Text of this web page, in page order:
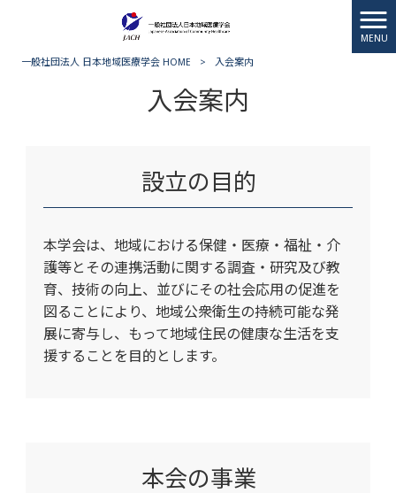
MENU
一般社団法人 日本地域医療学会 HOME > 入会案内
入会案内
設立の目的
本学会は、地域における保健・医療・福祉・介
護等とその連携活動に関する調査・研究及び教
育、技術の向上、並びにその社会応用の促進を
図ることにより、地域公衆衛生の持続可能な発
展に寄与し、もって地域住民の健康な生活を支
援することを目的とします。
本会の事業